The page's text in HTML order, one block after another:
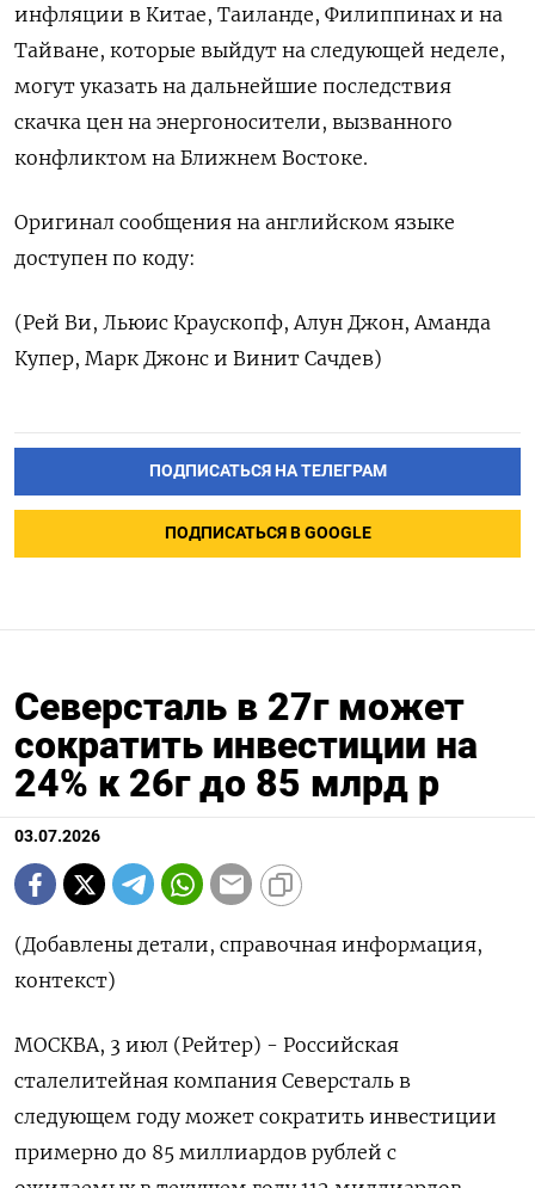
инфляции в Китае, Таиланде, Филиппинах и на
Тайване, которые выйдут на следующей неделе, ​
могут указать на дальнейшие последствия
скачка цен на энергоносители, вызванного
конфликтом на Ближнем Востоке.
Оригинал сообщения на английском языке
‌доступен по коду:
(Рей Ви, Льюис Краускопф, Алун Джон, Аманда
Купер, Марк Джонс и Винит Сачдев)
ПОДПИСАТЬСЯ НА ТЕЛЕГРАМ
ПОДПИСАТЬСЯ В GOOGLE
Северсталь в 27г может
сократить инвестиции на
24% к 26г до 85 млрд р
03.07.2026
(Добавлены детали, справочная информация,
контекст)
МОСКВА, 3 июл (Рейтер) - Российская
сталелитейная компания Северсталь в
следующем году может сократить инвестиции
примерно до 85 миллиардов рублей с